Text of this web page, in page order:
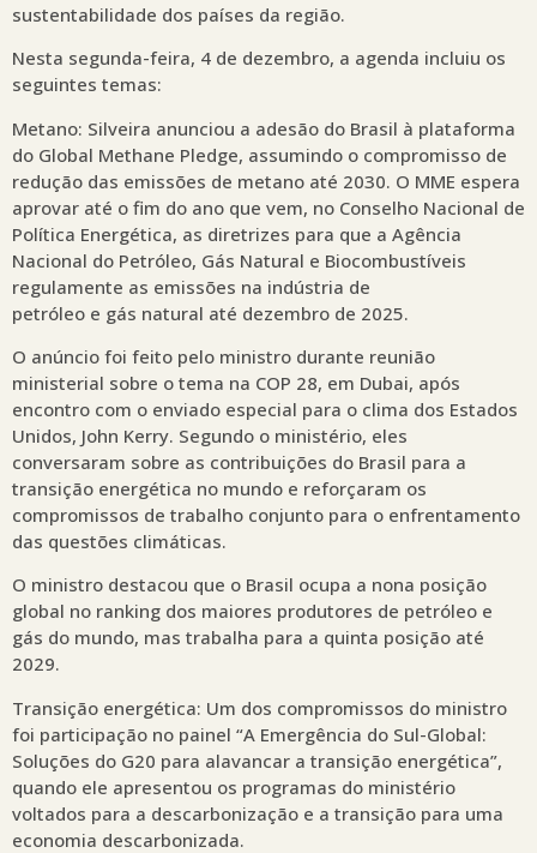
sustentabilidade dos países da região.
Nesta segunda-feira, 4 de dezembro, a agenda incluiu os
seguintes temas:
Metano: Silveira anunciou a adesão do Brasil à plataforma
do Global Methane Pledge, assumindo o compromisso de
redução das emissões de metano até 2030. O MME espera
aprovar até o fim do ano que vem, no Conselho Nacional de
Política Energética, as diretrizes para que a Agência
Nacional do Petróleo, Gás Natural e Biocombustíveis
regulamente as emissões na indústria de
petróleo e gás natural até dezembro de 2025.
O anúncio foi feito pelo ministro durante reunião
ministerial sobre o tema na COP 28, em Dubai, após
encontro com o enviado especial para o clima dos Estados
Unidos, John Kerry. Segundo o ministério, eles
conversaram sobre as contribuições do Brasil para a
transição energética no mundo e reforçaram os
compromissos de trabalho conjunto para o enfrentamento
das questões climáticas.
O ministro destacou que o Brasil ocupa a nona posição
global no ranking dos maiores produtores de petróleo e
gás do mundo, mas trabalha para a quinta posição até
2029.
Transição energética: Um dos compromissos do ministro
foi participação no painel “A Emergência do Sul-Global:
Soluções do G20 para alavancar a transição energética”,
quando ele apresentou os programas do ministério
voltados para a descarbonização e a transição para uma
economia descarbonizada.